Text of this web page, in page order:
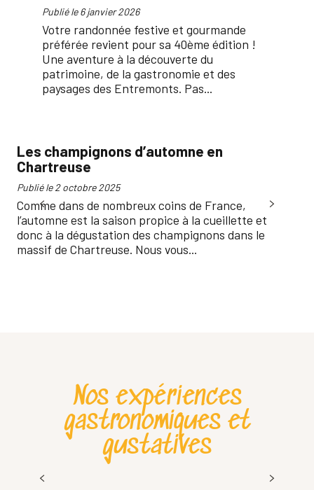
Publié le 6 janvier 2026
Votre randonnée festive et gourmande
préférée revient pour sa 40ème édition !
Une aventure à la découverte du
patrimoine, de la gastronomie et des
paysages des Entremonts. Pas...
Les champignons d’automne en
Chartreuse
Publié le 2 octobre 2025
Comme dans de nombreux coins de France,
l’automne est la saison propice à la cueillette et
donc à la dégustation des champignons dans le
massif de Chartreuse. Nous vous...
Nos expériences
gastronomiques et
gustatives
40ème Passe Montagne – édition 2026